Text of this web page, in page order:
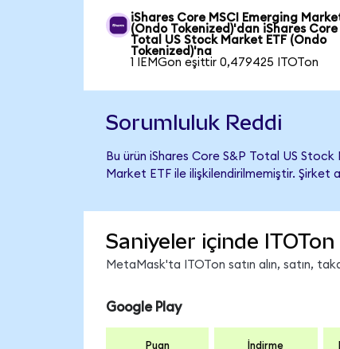
iShares Core MSCI Emerging
(Ondo Tokenized)'dan iShares Core
Total US Stock Market ETF (Ondo
Tokenized)'na
1 IEMGon eşittir 0,479425 ITOTon
Sorumluluk Reddi
Bu ürün iShares Core S&P Total US
Market ETF ile ilişkilendirilmemiştir. Şirket
Saniyeler içinde
MetaMask'ta ITOTon satın alın, satın,
Google Play
Puan İndirme